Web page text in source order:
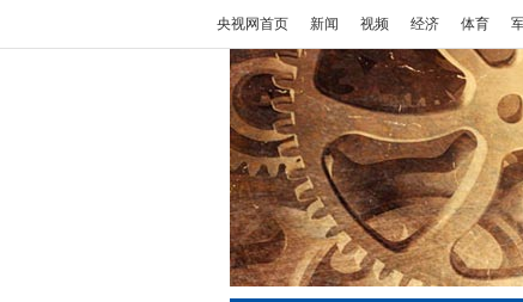
央视网首页 新闻 视频 经济 体育